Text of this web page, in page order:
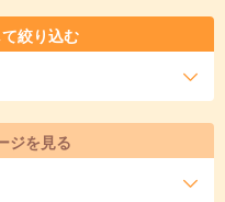
絞り込む
ジを見る